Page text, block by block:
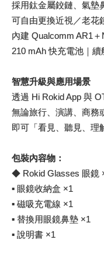
採用鈦金屬鉸鏈、氣墊
可自由更換近視／老花
內建 Qualcomm AR1＋
210 mAh 快充電池｜續
智慧升級與應用場景
透過 Hi Rokid App 與
無論旅行、演講、商務
即可「看見、聽見、理
包裝內容物：
◆ Rokid Glasses 眼鏡
▪ 眼鏡收納盒 ×1
▪ 磁吸充電線 ×1
▪ 替換用眼鏡鼻墊 ×1
▪ 說明書 ×1